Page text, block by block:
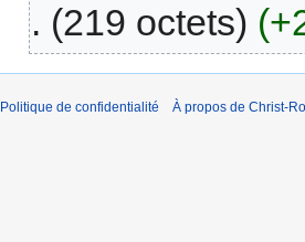
219 octets
Politique de confidentialité À propos de Christ-